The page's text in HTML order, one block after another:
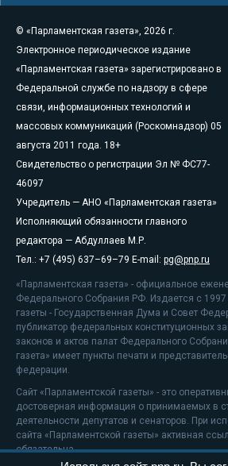
© «Парламентская газета», 2026 г.
Электронное периодическое издание
«Парламентская газета» зарегистрировано в
Федеральной службе по надзору в сфере
связи, информационных технологий и
массовых коммуникаций (Роскомнадзор) 05
августа 2011 года. 18+
Свидетельство о регистрации Эл № ФС77-
46097
Учредитель — АНО «Парламентская газета»
Исполняющий обязанности главного
редактора — Абдуллаев М.Р.
Тел.: +7 (495) 637–69–79 E-mail: pg@pnp.ru
«Парламентская газета» - официальное
Федерального Собрания РФ. Издается с 1997
газеты - Государственная Дума и Совет
публикатор федеральных конституционных
законов и актов палат Федерального
газета» имеет пункты печати и
федерации.
Сайт «Парламентской газеты» - это
достоверная информация о принимаемых в
деятельности депутатов и сенаторов. При
сайта «Парламентской газеты» активная
обязательна.